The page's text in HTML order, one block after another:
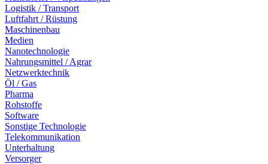
Logistik / Transport
Luftfahrt / Rüstung
Maschinenbau
Medien
Nanotechnologie
Nahrungsmittel / Agrar
Netzwerktechnik
Öl / Gas
Pharma
Rohstoffe
Software
Sonstige Technologie
Telekommunikation
Unterhaltung
Versorger